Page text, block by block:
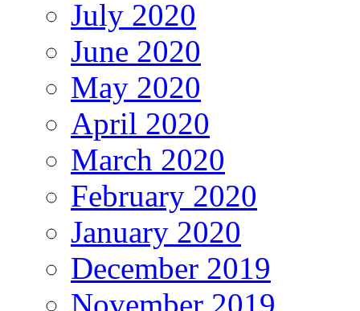
July 2020
June 2020
May 2020
April 2020
March 2020
February 2020
January 2020
December 2019
November 2019